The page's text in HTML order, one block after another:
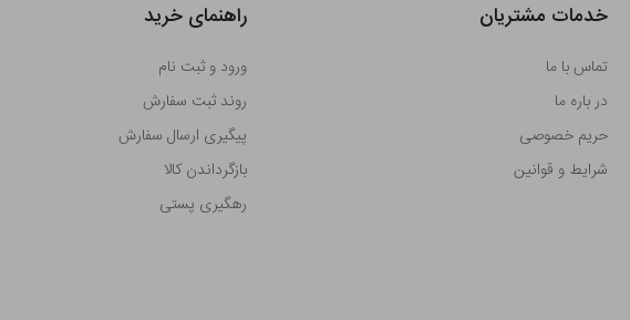
خدمات مشتریان
تماس با ما
در باره ما
حریم خصوصی
شرایط و قوانین
راهنمای خرید
ورود و ثبت نام
روند ثبت سفارش
پیگیری ارسال سفارش
بازگرداندن کالا
رهگیری پستی